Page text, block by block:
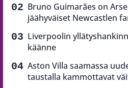
Bruno Guimarães on
jäähyväiset Newcastlen
Liverpoolin
käänne
Aston Villa saamassa
taustalla kammottavat